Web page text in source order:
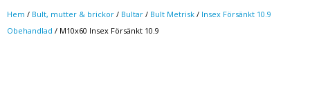
Hem / Bult, mutter & brickor / Bultar / Bult Metrisk / Insex Försänkt 10.9
Obehandlad / M10x60 Insex Försänkt 10.9